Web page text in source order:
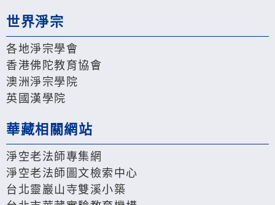
世界淨宗
各地淨宗學會
香港佛陀教育協會
澳洲淨宗學院
英國漢學院
華藏相關網站
淨空老法師專集網
淨空老法師圖文檢索中心
台北靈巖山寺雙溪小築